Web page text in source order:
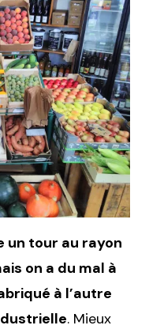
un tour au rayon
on a du mal à
à l’autre
. Mieux